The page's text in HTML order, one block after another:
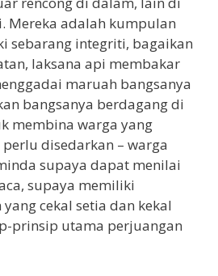
Mereka adalah kumpulan
sebarang integriti, bagaikan
laksana api membakar
maruah bangsanya
bangsanya berdagang di
membina warga yang
disedarkan – warga
supaya dapat menilai
supaya memiliki
cekal setia dan kekal
prinsip utama perjuangan